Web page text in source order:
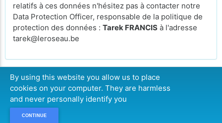
relatifs à ces données n'hésitez pas à contacter notre
Data Protection Officer, responsable de la politique de
protection des données : Tarek FRANCIS à l'adresse
tarek@leroseau.be
CONTINUER
By using this website you allow us to place
cookies on your computer. They are harmless
and never personally identify you
CONTINUE